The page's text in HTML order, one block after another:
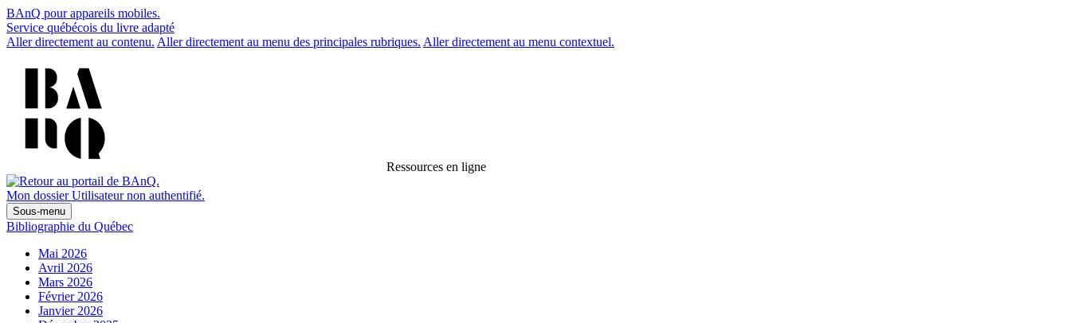
BAnQ pour appareils mobiles.
Service québécois du livre adapté
Aller directement au contenu. Aller directement au menu des principales rubriques. Aller directement au menu contextuel.
Ressources en ligne
Mon dossier Utilisateur non authentifié.
Sous-menu
Bibliographie du Québec
Mai 2026
Avril 2026
Mars 2026
Février 2026
Janvier 2026